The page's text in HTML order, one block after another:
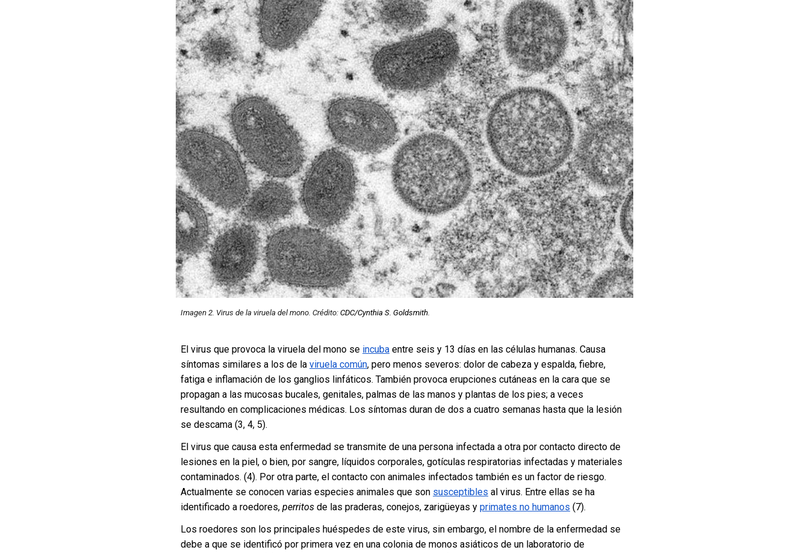
Imagen 2. Virus de la viruela del mono. Crédito:CDC/Cynthia S. Goldsmith.
El virus que provoca la viruela del mono se incuba entre seis y 13 días en las células humanas. Causa
síntomas similares a los de la viruela común, pero menos severos: dolor de cabeza y espalda, fiebre,
fatiga e inflamación de los ganglios linfáticos. También provoca erupciones cutáneas en la cara que se
propagan a las mucosas bucales, genitales, palmas de las manos y plantas de los pies; a veces
resultando en complicaciones médicas. Los síntomas duran de dos a cuatro semanas hasta que la lesión
se descama (3, 4, 5).
El virus que causa esta enfermedad se transmite de una persona infectada a otra por contacto directo de
lesiones en la piel, o bien, por sangre, líquidos corporales, gotículas respiratorias infectadas y materiales
contaminados. (4). Por otra parte, el contacto con animales infectados también es un factor de riesgo.
Actualmente se conocen varias especies animales que son susceptibles al virus. Entre ellas se ha
identificado a roedores,perritos de las praderas, conejos, zarigüeyas y primates no humanos (7).
Los roedores son los principales huéspedes de este virus, sin embargo, el nombre de la enfermedad se
debe a que se identificó por primera vez en una colonia de monos asiáticos de un laboratorio de